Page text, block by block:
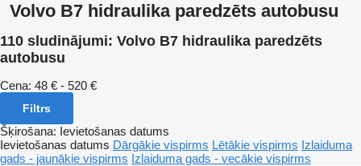
Volvo B7 hidraulika paredzēts autobusu
110 sludinājumi: Volvo B7 hidraulika paredzēts
autobusu
Cena: 48 € - 520 €
Filtrs
Šķirošana: Ievietošanas datums
Ievietošanas datums Dārgākie vispirms Lētākie vispirms Izlaiduma
gads - jaunākie vispirms Izlaiduma gads - vecākie vispirms